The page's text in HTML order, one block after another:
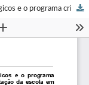
ALFABETIZAÇÃO EM FOCO: ajustes pedagógicos e o programa criança alfabetizada no contexto da implementação da escola em tempo integral no bairro Parque das Águas – Juiz de Fora, MG